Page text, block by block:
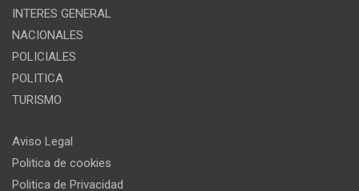
INTERES GENERAL
NACIONALES
POLICIALES
POLITICA
TURISMO
Aviso Legal
Politica de cookies
Politica de Privacidad